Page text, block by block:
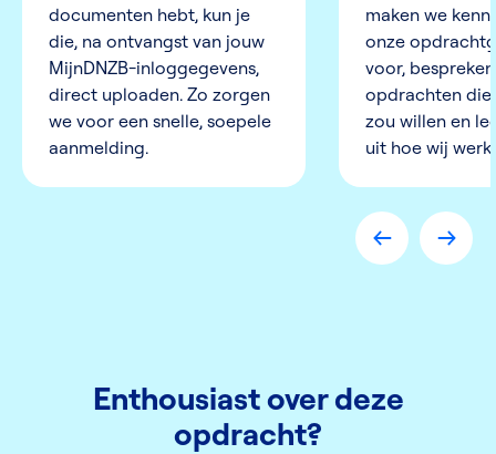
documenten hebt, kun je
die, na ontvangst van jouw
MijnDNZB-inloggegevens,
direct uploaden. Zo zorgen
we voor een snelle, soepele
aanmelding.
maken we
onze
voor,
opdrachten die
zou willen en
uit hoe wij
Enthousiast over deze
opdracht?